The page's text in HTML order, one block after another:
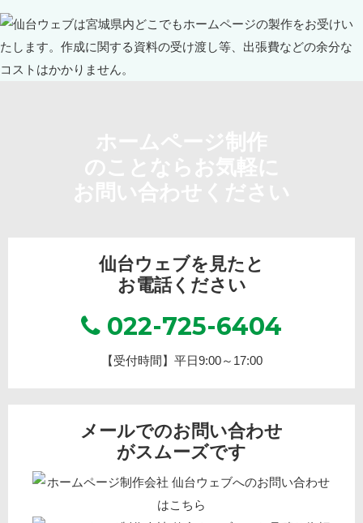
仙台ウェブを見たと
お電話ください
022-725-6404
【受付時間】平日9:00～17:00
メールでのお問い合わせ
がスムーズです